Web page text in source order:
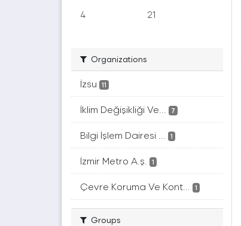
4 21
Organizations
İzsu 11
İklim Değişikliği Ve... 7
Bilgi İşlem Dairesi ... 1
İzmir Metro A.ş. 1
Çevre Koruma Ve Kont... 1
Groups